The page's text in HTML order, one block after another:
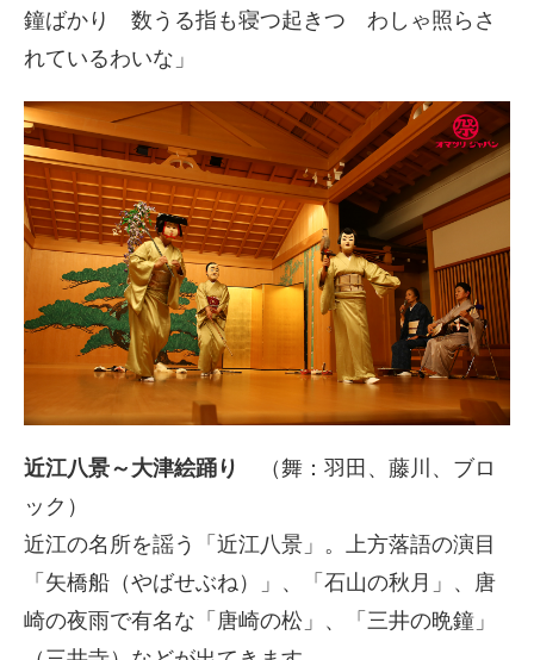
鐘ばかり 数うる指も寝つ起きつ わしゃ照らさ
れているわいな」
近江八景～大津絵踊り
（舞：羽田、藤川、ブロ
ック）
近江の名所を謡う「近江八景」。上方落語の演目
「矢橋船（やばせぶね）」、「石山の秋月」、唐
崎の夜雨で有名な「唐崎の松」、「三井の晩鐘」